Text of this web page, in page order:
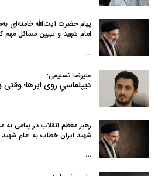
پیام حضرت آیت‌الله خامنه‌ای
امام شهید و تبیین مسائل مهم
…
علیرضا تسلیمی:
دیپلماسیِ روی ابرها؛
رهبر معظم انقلاب در پیامی
شهید ایران خطاب به امام
…